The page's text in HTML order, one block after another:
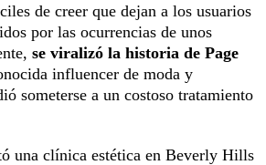
de creer que dejan a los usuarios
por las ocurrencias de unos
se viralizó la historia de Page
influencer de moda y
someterse a un costoso tratamiento
una clínica estética en Beverly Hills